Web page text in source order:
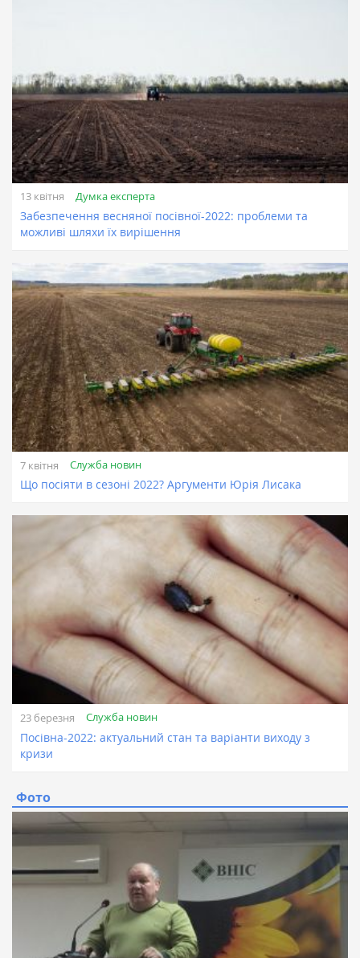
13 квітня Думка експерта
Забезпечення весняної посівної-2022: проблеми та
можливі шляхи їх вирішення
7 квітня Служба новин
Що посіяти в сезоні 2022? Аргументи Юрія Лисака
23 березня Служба новин
Посівна-2022: актуальний стан та варіанти виходу з
кризи
Фото